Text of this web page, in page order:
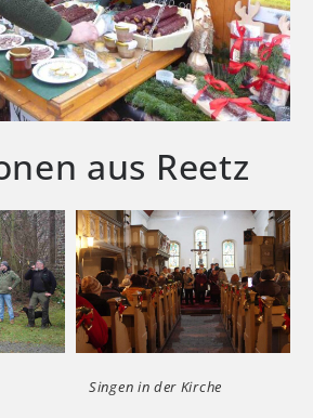
aus Reetz
Singen in der Kirche